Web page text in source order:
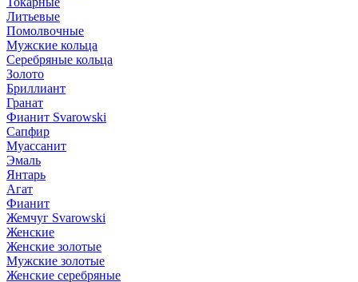
Литьевые
Помолвочные
Мужские кольца
Серебряные кольца
Золото
Бриллиант
Гранат
Фианит Svarowski
Сапфир
Муассанит
Эмаль
Янтарь
Агат
Фианит
Жемчуг Svarowski
Женские
Женские золотые
Мужские золотые
Женские серебряные